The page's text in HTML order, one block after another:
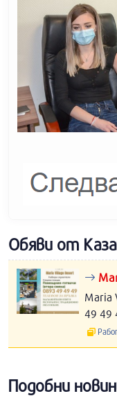
Обяви от
Maria
49 49
Подобни